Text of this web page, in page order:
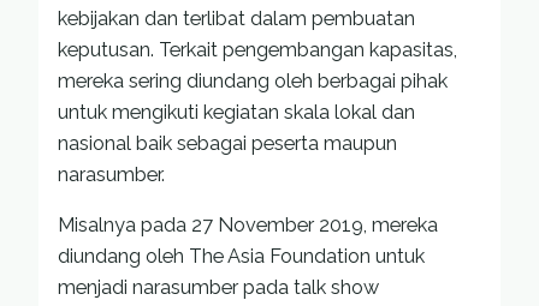
kebijakan dan terlibat dalam pembuatan
keputusan. Terkait pengembangan kapasitas,
mereka sering diundang oleh berbagai pihak
untuk mengikuti kegiatan skala lokal dan
nasional baik sebagai peserta maupun
narasumber.
Misalnya pada 27 November 2019, mereka
diundang oleh The Asia Foundation untuk
menjadi narasumber pada talk show